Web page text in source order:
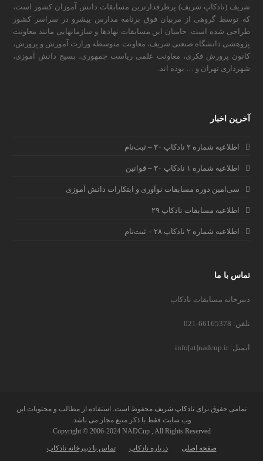
شریف (نادکاپ شریف) پرطرفدارترین مسابقات دانش آموزان کشور است،
که توسط گروهی از مربیان فوق برنامه مدارس پیشرو در سراسر کشور
طراحی شده است. حامیان این مسابقات نهادها و سازمانهایی مانند معاونت
پژوهشی دانشگاه صنعتی شریف، معاونت متوسطه وزارت آموزش و پرورش،
کانون پرورش فکری، معاونت علمی ریاست جمهوری، بسیج دانش آموزی،
شهرداری تهران و … بوده اند.
آخرین اخبار
اطلاعیه شماره ۲ نادکاپ ۳۰ – ثبت‌نام
اطلاعیه شماره ۱ نادکاپ ۳۰ – قوانین
سی‌امین دوره مسابقات نوآوری و ابتکارات دانش آموزی
اطلاعیه مسابقات نادکاپ ۲۹
اطلاعیه شماره ۲ نادکاپ ۲۸ – ثبت‌نام
تماس با ما
دبیرخانه مسابقات نادکاپ
تلفن: 66165378-021
ایمیل: info[at]nadcup.ir
تمامی حقوق برای نادکاپ شریف محفوظ است. استفاده از مطالب و محتویات این
وب سایت فقط با ذکر منبع مجاز می باشد.
Copyright © 2006-2024 NADCup , All Rights Reserved
صفحه اصلی درباره نادکاپ تماس با دبیرخانه نادکاپ